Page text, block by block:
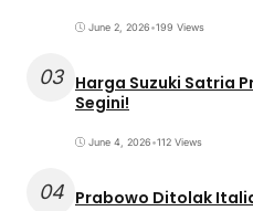
June 2, 2026•199 Views
03 Harga Suzuki Satria
Segini!
June 4, 2026•112 Views
04 Prabowo Ditolak